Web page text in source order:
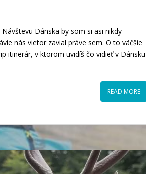
Návštevu Dánska by som si asi nikdy
nás vietor zavial práve sem. O to väčšie
itinerár, v ktorom uvidíš čo vidieť v Dánsku
READ MORE